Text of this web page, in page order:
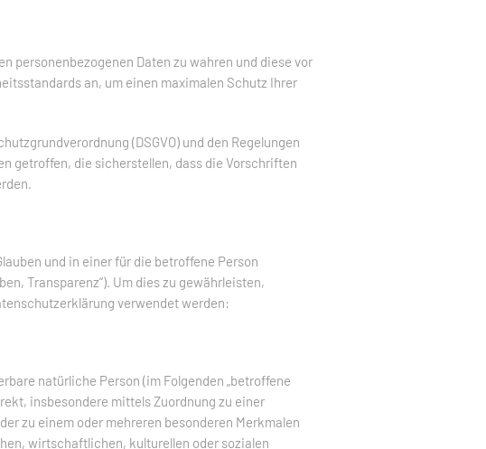
personenbezogenen Daten zu wahren und diese vor
an, um einen maximalen Schutz Ihrer
(DSGVO) und den Regelungen
getroffen, die sicherstellen, dass die Vorschriften
und in einer für die betroffene Person
Transparenz“). Um dies zu gewährleisten,
verwendet werden:
natürliche Person (im Folgenden „betroffene
insbesondere mittels Zuordnung zu einer
zu einem oder mehreren besonderen Merkmalen
wirtschaftlichen, kulturellen oder sozialen